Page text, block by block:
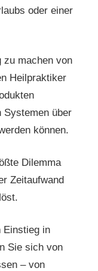
oder einer
zu machen von
Heilpraktiker
Systemen über
können.
Dilemma
Zeitaufwand
Einstieg in
Sie sich von
– von